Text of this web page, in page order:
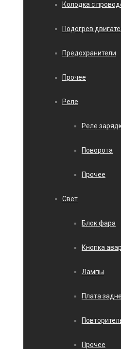
Колодка с
Подогрев
Предохранители
Прочее
Реле
Реле
Поворота
Прочее
Свет
Блок фара
Кнопка
Лампы
Плата
Прочее